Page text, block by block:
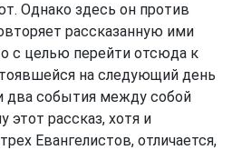
Однако здесь он против
рассказанную ими
с целью перейти отсюда к
на следующий день
два события между собой
этот рассказ, хотя и
Евангелистов, отличается,